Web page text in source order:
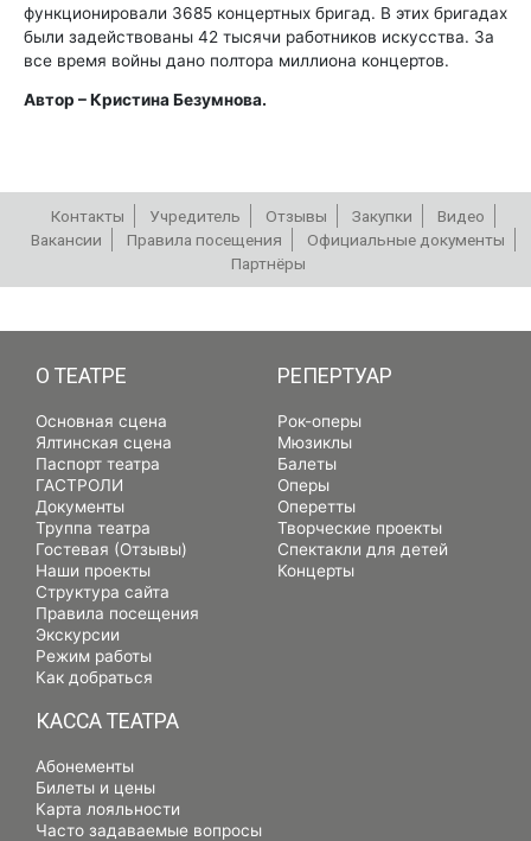
функционировали 3685 концертных бригад. В этих бригадах
были задействованы 42 тысячи работников искусства. За
все время войны дано полтора миллиона концертов.
Автор – Кристина Безумнова.
Контакты Учредитель Отзывы Закупки
Видео
Вакансии
Правила посещения
Официальные документы
Партнёры
О ТЕАТРЕ
Основная сцена
Ялтинская сцена
Паспорт театра
ГАСТРОЛИ
Документы
Труппа театра
Гостевая (Отзывы)
Наши проекты
Структура сайта
Правила посещения
Экскурсии
Режим работы
Как добраться
РЕПЕРТУАР
Рок-оперы
Мюзиклы
Балеты
Оперы
Оперетты
Творческие проекты
Спектакли для детей
Концерты
КАССА ТЕАТРА
Абонементы
Билеты и цены
Карта лояльности
Часто задаваемые вопросы